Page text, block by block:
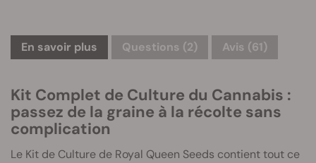
En savoir plus Questions (2) Avis (61)
Kit Complet de Culture du Cannabis :
passez de la graine à la récolte sans
complication
Le Kit de Culture de Royal Queen Seeds contient tout ce